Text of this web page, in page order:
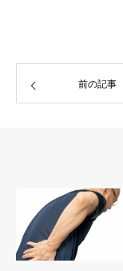
前の記事